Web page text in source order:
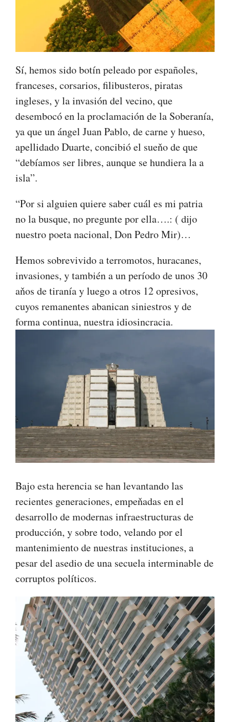
Sí, hemos sido botín peleado por españoles,
franceses, corsarios, filibusteros, piratas
ingleses, y la invasión del vecino, que
desembocó en la proclamación de la Soberanía,
ya que un ángel Juan Pablo, de carne y hueso,
apellidado Duarte, concibió el sueňo de que
“debíamos ser libres, aunque se hundiera la a
isla”.
“Por si alguien quiere saber cuál es mi patria
no la busque, no pregunte por ella….: ( dijo
nuestro poeta nacional, Don Pedro Mir)…
Hemos sobrevivido a terromotos, huracanes,
invasiones, y también a un período de unos 30
aňos de tiranía y luego a otros 12 opresivos,
cuyos remanentes abanican siniestros y de
forma continua, nuestra idiosincracia.
Bajo esta herencia se han levantando las
recientes generaciones, empeňadas en el
desarrollo de modernas infraestructuras de
producción, y sobre todo, velando por el
mantenimiento de nuestras instituciones, a
pesar del asedio de una secuela interminable de
corruptos políticos.